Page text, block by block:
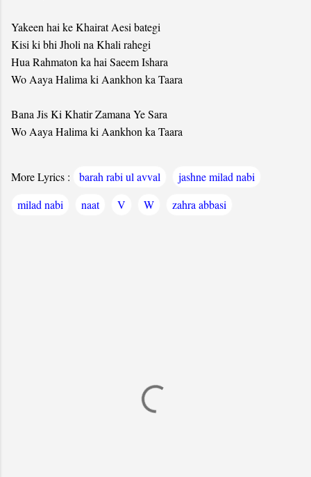
Yakeen hai ke Khairat Aesi bategi
Kisi ki bhi Jholi na Khali rahegi
Hua Rahmaton ka hai Saeem Ishara
Wo Aaya Halima ki Aankhon ka Taara
Bana Jis Ki Khatir Zamana Ye Sara
Wo Aaya Halima ki Aankhon ka Taara
More Lyrics : barah rabi ul avval
jashne milad nabi
milad nabi
naat V W zahra abbasi